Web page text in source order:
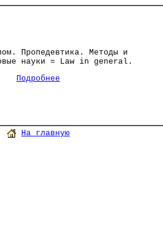
Пропедевтика. Методы и
науки = Law in general.
Подробнее
На главную